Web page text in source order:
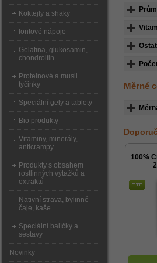
Měrné
100%
Koktejly a shaky
Iontové nápoje
Gelatina, glukosamin,
chondroitin
Proteinové a musli
tyčinky
Speciální gely a tablety
Bio produkty
Vitaminy, minerály,
anticrampy
Produkty s obsahem
rostlinných výtažků a
extraktů
Nativní strava, bylinné
čaje, kaše
Speciální balíčky a
sestavy
Novinky